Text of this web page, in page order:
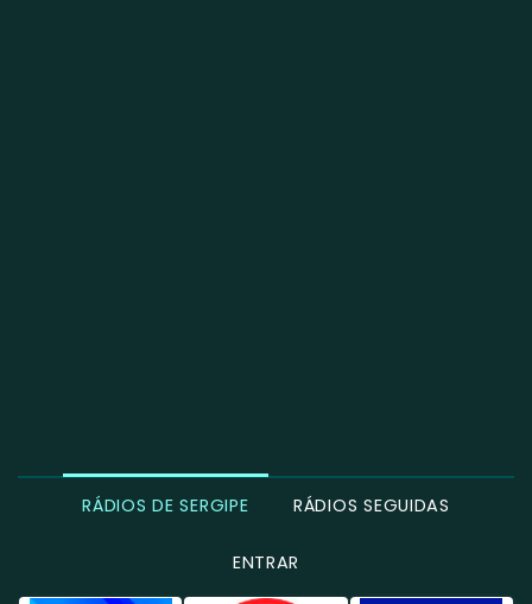
RÁDIOS DE SERGIPE RÁDIOS SEGUIDAS
ENTRAR